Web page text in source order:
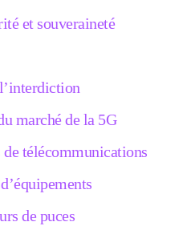
et souveraineté
marché de la 5G
de télécommunications
de puces